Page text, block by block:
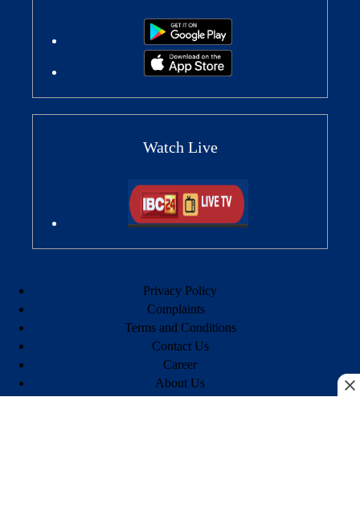
Watch Live
Privacy Policy
Complaints
Terms and Conditions
Contact Us
Career
About Us